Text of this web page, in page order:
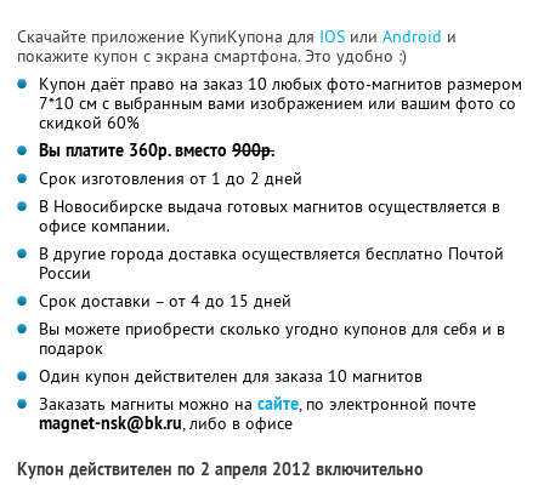
Скачайте приложение КупиКупона для IOS или Android и
покажите купон с экрана смартфона. Это удобно :)
Купон даёт право на заказ 10 любых фото-магнитов размером
7*10 см с выбранным вами изображением или вашим фото со
скидкой 60%
Вы платите 360р. вместо 900р.
Срок изготовления от 1 до 2 дней
В Новосибирске выдача готовых магнитов осуществляется в
офисе компании.
В другие города доставка осуществляется бесплатно Почтой
России
Срок доставки – от 4 до 15 дней
Вы можете приобрести сколько угодно купонов для себя и в
подарок
Один купон действителен для заказа 10 магнитов
Заказать магниты можно на сайте, по электронной почте
magnet-nsk@bk.ru, либо в офисе
Купон действителен по 2 апреля 2012 включительно